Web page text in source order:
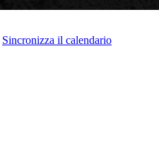
Sincronizza il calendario